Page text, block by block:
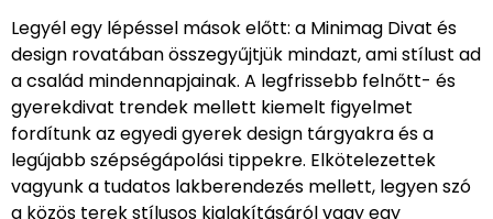
Legyél egy lépéssel mások előtt: a Minimag Divat és
design rovatában összegyűjtjük mindazt, ami stílust ad
a család mindennapjainak. A legfrissebb felnőtt- és
gyerekdivat trendek mellett kiemelt figyelmet
fordítunk az egyedi gyerek design tárgyakra és a
legújabb szépségápolási tippekre. Elkötelezettek
vagyunk a tudatos lakberendezés mellett, legyen szó
a közös terek stílusos kialakításáról vagy egy